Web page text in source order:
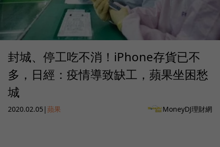
封城、停工吃不消！iPhone存貨已不
多，日經：疫情導致缺工，蘋果坐困愁
城
2020.02.05 |蘋果 MoneyDJ理財網